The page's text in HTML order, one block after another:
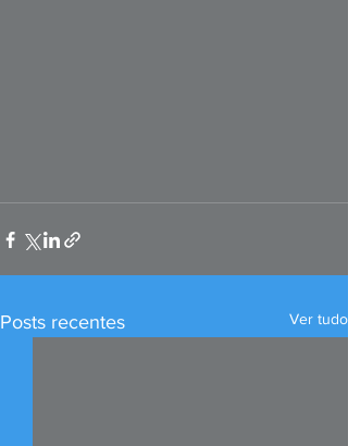
Posts recentes Ver tudo